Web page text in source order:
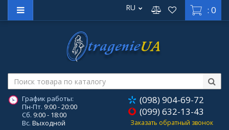
: 0
RU
График работы:
Пн-Пт. 9:00 - 20:00
Сб. 9:00 - 18:00
Вс. Выходной
(098) 904-69-72
(099) 632-13-43
Заказать обратный звонок